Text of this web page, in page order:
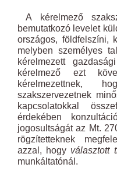
A kérelmező
bemutatkozó levelet
országos, földfelszíni,
melyben személyes
kérelmezett
kérelmező ezt
kérelmezettnek,
szakszervezetnek
kapcsolatokkal
érdekében
jogosultságát az Mt.
rögzítetteknek
azzal, hogy választott
munkáltatónál.